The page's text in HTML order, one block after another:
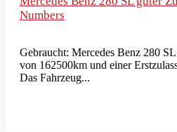
Numbers
Gebraucht: Mercedes Benz 280
von 162500km und einer
Das Fahrzeug...